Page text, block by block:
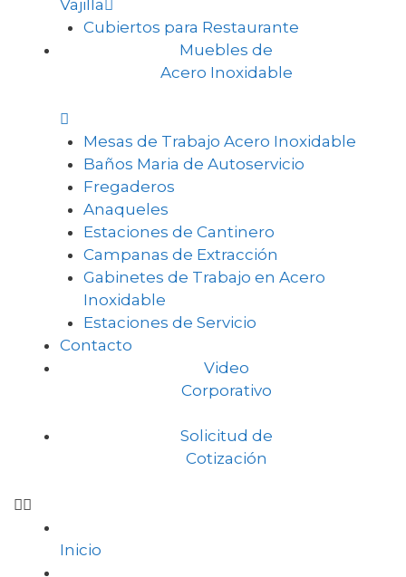
Vajilla
Cubiertos para Restaurante
Muebles de
Acero Inoxidable
Mesas de Trabajo Acero Inoxidable
Baños Maria de Autoservicio
Fregaderos
Anaqueles
Estaciones de Cantinero
Campanas de Extracción
Gabinetes de Trabajo en Acero
Inoxidable
Estaciones de Servicio
Contacto
Video
Corporativo
Solicitud de
Cotización
Inicio